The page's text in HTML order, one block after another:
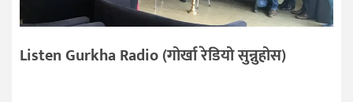
Listen Gurkha Radio (गोर्खा रेडियो सुन्नुहोस)